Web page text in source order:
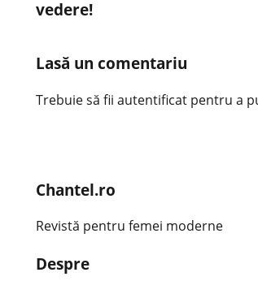
vedere!
Lasă un comentariu
Trebuie să fii autentificat pentru a
Chantel.ro
Revistă pentru femei moderne
Despre